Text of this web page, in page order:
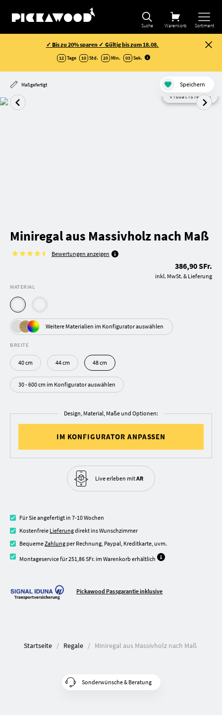
Suche Warenkorb Sortiment
✓ Bis zu 20% sparen ✓ Gültig bis zum 18.08.
12 Tage 10 Std. 20 Min. 02 Sek.
Maßgefertigt Speichern
Visualisierung
Miniregal aus Massivholz nach Maß
Bewertungen anzeigen
386,90 SFr.
inkl. MwSt. & Lieferung
MATERIAL
Weitere Materialien im Konfigurator auswählen
BREITE
40 cm 44 cm 48 cm
30 - 600 cm im Konfigurator auswählen
Design, Material, Maße und Optionen:
IM KONFIGURATOR ANPASSEN
Live erleben mitAR
Für Sie angefertigt in 7-10 Wochen
Kostenfreie Lieferungdirekt ins Wunschzimmer
BequemeZahlung per Rechnung, Paypal, Kreditkarte, uvm.
Montageservice für 251,86 SFr. im Warenkorb erhältlich
Pickawood Passgarantie inklusive
Startseite Regale Miniregal aus Massivholz nach Maß
Sonderwünsche & Beratung